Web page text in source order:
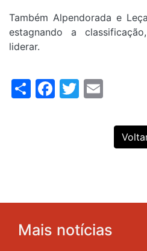
Também Alpendorada e
estagnando a
liderar.
ShareFacebook
Twitter
Mais notícias